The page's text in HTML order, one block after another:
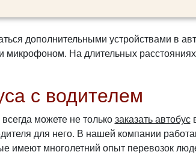
дополнительными устройствами в
На длительных расстояниях,
с водителем
можете не толькозаказать автобус
для него. В нашей компании
имеют многолетний опыт перевозок